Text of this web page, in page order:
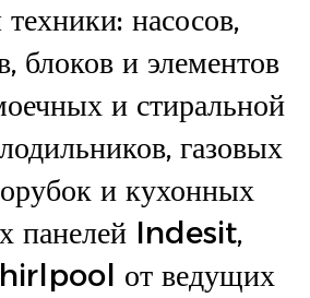
насосов,
блоков и элементов
и стиральной
газовых
и кухонных
панелей Indesit,
от ведущих